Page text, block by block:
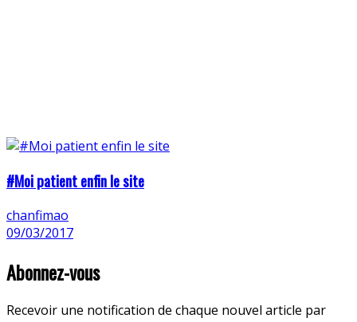
#Moi patient enfin le site
chanfimao
09/03/2017
Abonnez-vous
Recevoir une notification de chaque nouvel article par